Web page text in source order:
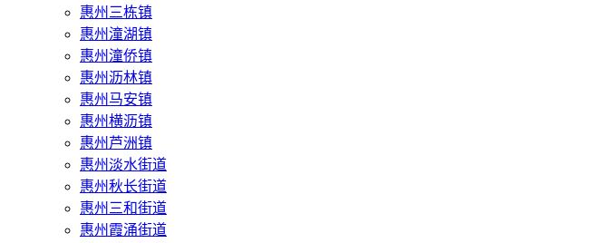
惠州三栋镇
惠州潼湖镇
惠州潼侨镇
惠州沥林镇
惠州马安镇
惠州横沥镇
惠州芦洲镇
惠州淡水街道
惠州秋长街道
惠州三和街道
惠州霞涌街道